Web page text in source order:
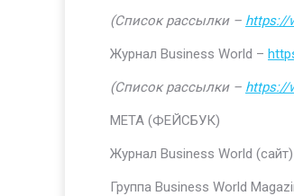
(Список рассылки – https://
Журнал Business World –
(Список рассылки – https://
МЕТА (ФЕЙСБУК)
Журнал Business World
Группа Business World